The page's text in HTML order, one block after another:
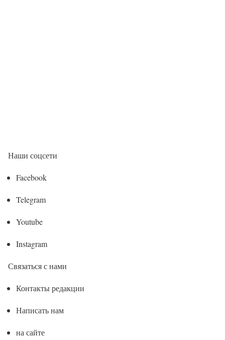
Наши соцсети
Facebook
Telegram
Youtube
Instagram
Связаться с нами
Контакты редакции
Написать нам
на сайте